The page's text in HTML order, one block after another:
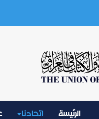
الرئيسة اتحادنا